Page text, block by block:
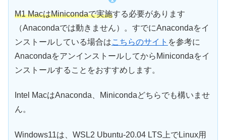
M1 MacはMinicondaで実施する必要があります
（Anacondaでは動きません）。すでにAnacondaをイ
ンストールしている場合はこちらのサイト を参考に
AnacondaをアンインストールしてからMinicondaをイ
ンストールすることをおすすめします。
Intel MacはAnaconda、Minicondaどちらでも構いませ
ん。
Windows11は、WSL2 Ubuntu-20.04 LTS上でLinux用